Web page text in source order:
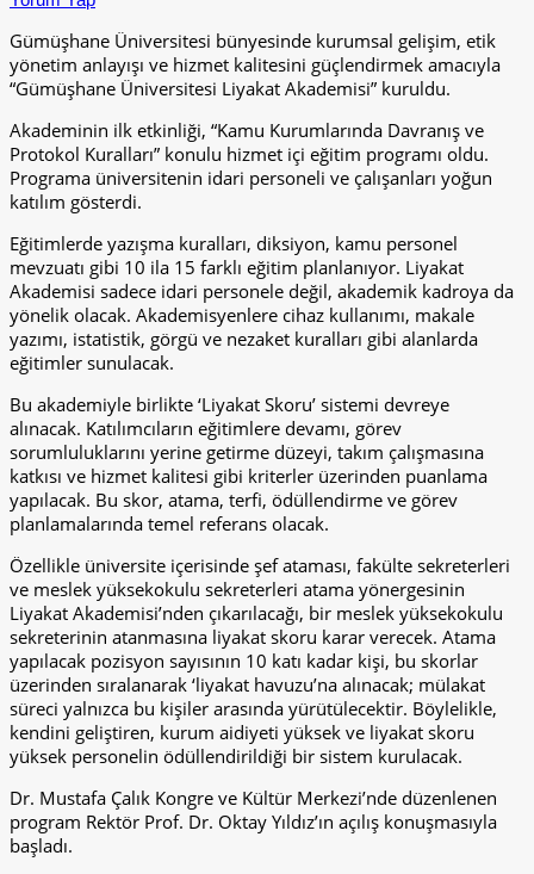
Gümüşhane Üniversitesi bünyesinde kurumsal gelişim, etik
yönetim anlayışı ve hizmet kalitesini güçlendirmek amacıyla
“Gümüşhane Üniversitesi Liyakat Akademisi” kuruldu.
Akademinin ilk etkinliği, “Kamu Kurumlarında Davranış ve
Protokol Kuralları” konulu hizmet içi eğitim programı oldu.
Programa üniversitenin idari personeli ve çalışanları yoğun
katılım gösterdi.
Eğitimlerde yazışma kuralları, diksiyon, kamu personel
mevzuatı gibi 10 ila 15 farklı eğitim planlanıyor. Liyakat
Akademisi sadece idari personele değil, akademik kadroya da
yönelik olacak. Akademisyenlere cihaz kullanımı, makale
yazımı, istatistik, görgü ve nezaket kuralları gibi alanlarda
eğitimler sunulacak.
Bu akademiyle birlikte ‘Liyakat Skoru’ sistemi devreye
alınacak. Katılımcıların eğitimlere devamı, görev
sorumluluklarını yerine getirme düzeyi, takım çalışmasına
katkısı ve hizmet kalitesi gibi kriterler üzerinden puanlama
yapılacak. Bu skor, atama, terfi, ödüllendirme ve görev
planlamalarında temel referans olacak.
Özellikle üniversite içerisinde şef ataması, fakülte sekreterleri
ve meslek yüksekokulu sekreterleri atama yönergesinin
Liyakat Akademisi’nden çıkarılacağı, bir meslek yüksekokulu
sekreterinin atanmasına liyakat skoru karar verecek. Atama
yapılacak pozisyon sayısının 10 katı kadar kişi, bu skorlar
üzerinden sıralanarak ‘liyakat havuzu’na alınacak; mülakat
süreci yalnızca bu kişiler arasında yürütülecektir. Böylelikle,
kendini geliştiren, kurum aidiyeti yüksek ve liyakat skoru
yüksek personelin ödüllendirildiği bir sistem kurulacak.
Dr. Mustafa Çalık Kongre ve Kültür Merkezi’nde düzenlenen
program Rektör Prof. Dr. Oktay Yıldız’ın açılış konuşmasıyla
başladı.